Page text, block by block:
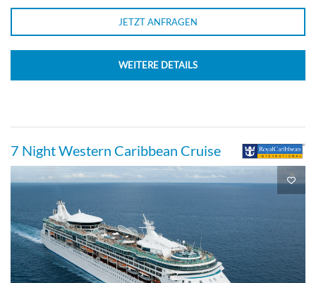
JETZT ANFRAGEN
WEITERE DETAILS
7 Night Western Caribbean Cruise